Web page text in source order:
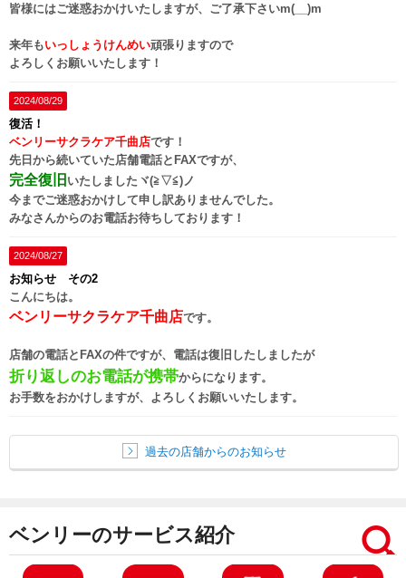
皆様にはご迷惑おかけいたしますが、ご了承下さいm(__)m
来年もいっしょうけんめい頑張りますので
よろしくお願いいたします！
2024/08/29
復活！
ベンリーサクラケア千曲店です！
先日から続いていた店舗電話とFAXですが、
完全復旧 いたしましたヾ(≧▽≦)ノ
今までご迷惑おかけして申し訳ありませんでした。
みなさんからのお電話お待ちしております！
2024/08/27
お知らせ その2
こんにちは。
ベンリーサクラケア千曲店です。
店舗の電話とFAXの件ですが、電話は復旧したしましたが
折り返しのお電話が携帯からになります。
お手数をおかけしますが、よろしくお願いいたします。
過去の店舗からのお知らせ
ベンリーのサービス紹介